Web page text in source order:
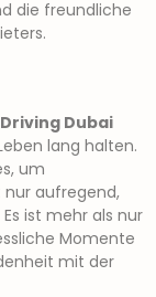
die freundliche
Dubai
lang halten.
um
nur aufregend,
ist mehr als nur
Momente
mit der